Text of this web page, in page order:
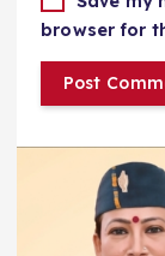
browser for